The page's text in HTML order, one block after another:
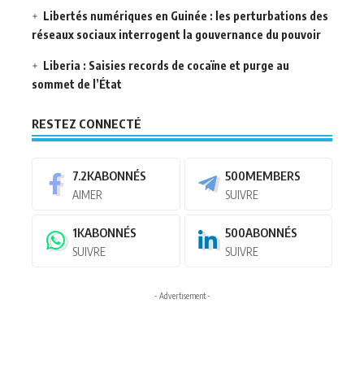
Libertés numériques en Guinée : les perturbations des
réseaux sociaux interrogent la gouvernance du pouvoir
Liberia : Saisies records de cocaïne et purge au
sommet de l’État
RESTEZ CONNECTÉ
7.2KABONNÉS
AIMER
500MEMBERS
SUIVRE
1KABONNÉS
SUIVRE
500ABONNÉS
SUIVRE
- Advertisement -